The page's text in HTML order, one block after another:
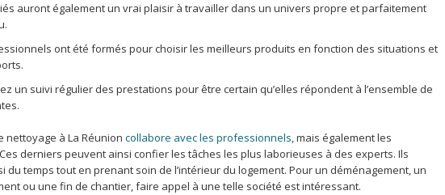
auront également un vrai plaisir à travailler dans un univers propre et parfaitement
ont été formés pour choisir les meilleurs produits en fonction des situations et
un suivi régulier des prestations pour être certain qu’elles répondent à l’ensemble de
nettoyage à La Réunion collabore avec les professionnels, mais également les
derniers peuvent ainsi confier les tâches les plus laborieuses à des experts. Ils
du temps tout en prenant soin de l’intérieur du logement. Pour un déménagement, un
ou une fin de chantier, faire appel à une telle société est intéressant.